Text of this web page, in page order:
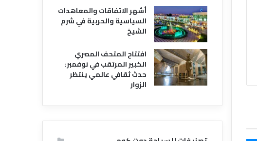
أشهر الاتفاقات والمعاهدات
السياسية والحربية في شرم
الشيخ
افتتاح المتحف المصري
الكبير المرتقب في نوفمبر:
حدث ثقافي عالمي ينتظر
الزوار